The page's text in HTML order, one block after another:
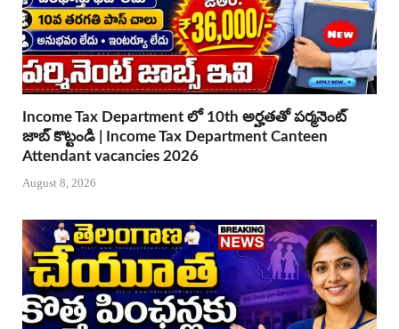
Income Tax Department లో 10th అర్హతతో పర్మనెంట్
జాబ్ కొట్టండి | Income Tax Department Canteen
Attendant vacancies 2026
August 8, 2026